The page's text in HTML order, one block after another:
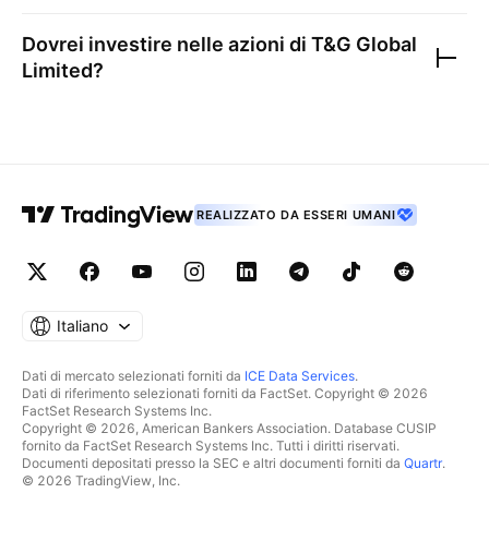
Dovrei investire nelle azioni di T&G Global
Limited?
REALIZZATO DA ESSERI UMANI
Italiano
Dati di mercato selezionati forniti da ICE Data Services.
Dati di riferimento selezionati forniti da FactSet. Copyright © 2026
FactSet Research Systems Inc.
Copyright © 2026, American Bankers Association. Database CUSIP
fornito da FactSet Research Systems Inc. Tutti i diritti riservati.
Documenti depositati presso la SEC e altri documenti forniti da Quartr.
© 2026 TradingView, Inc.